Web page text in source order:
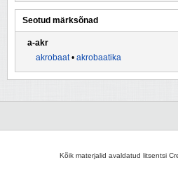
Seotud märksõnad
a-akr
akrobaat• akrobaatika
Kõik materjalid avaldatud litsentsi